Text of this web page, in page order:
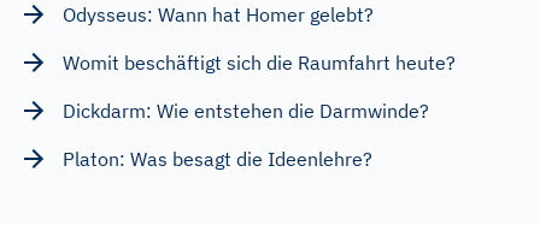
Odysseus: Wann hat Homer gelebt?
Womit beschäftigt sich die Raumfahrt heute?
Dickdarm: Wie entstehen die Darmwinde?
Platon: Was besagt die Ideenlehre?